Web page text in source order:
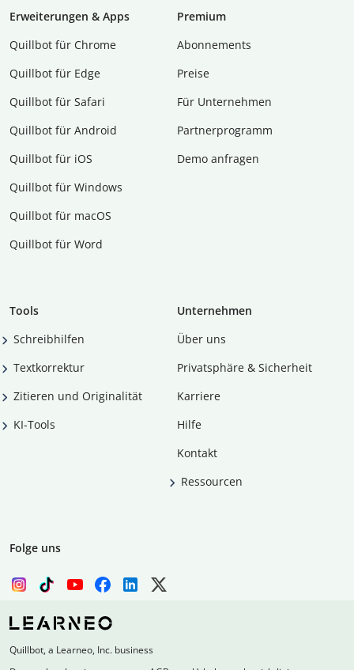
Erweiterungen & Apps
Quillbot für Chrome
Quillbot für Edge
Quillbot für Safari
Quillbot für Android
Quillbot für iOS
Quillbot für Windows
Quillbot für macOS
Quillbot für Word
Premium
Abon­ne­ments
Preise
Für Unternehmen
Partnerprogramm
Demo anfragen
Tools
Schreibhilfen
Textkorrektur
Zitieren und Originalität
KI-Tools
Unternehmen
Über uns
Privatsphäre & Sicherheit
Karriere
Hilfe
Kontakt
Ressourcen
Folge uns
Quillbot, a Learneo, Inc. business